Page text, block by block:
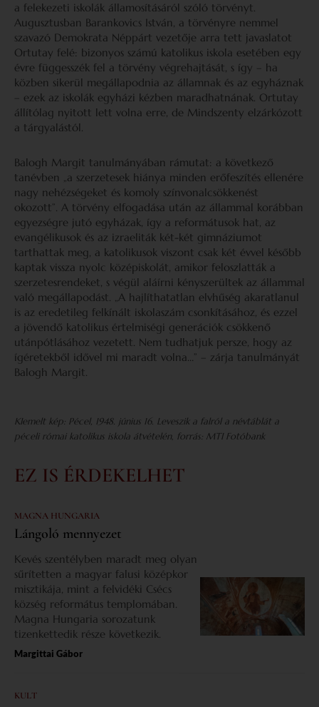
a felekezeti iskolák államosításáról szóló törvényt.
Augusztusban Barankovics István, a törvényre nemmel
szavazó Demokrata Néppárt vezetője arra tett javaslatot
Ortutay felé: bizonyos számú katolikus iskola esetében egy
évre függesszék fel a törvény végrehajtását, s így – ha
közben sikerül megállapodnia az államnak és az egyháznak
– ezek az iskolák egyházi kézben maradhatnának. Ortutay
állítólag nyitott lett volna erre, de Mindszenty elzárkózott
a tárgyalástól.
Balogh Margit tanulmányában rámutat: a következő
tanévben „a szerzetesek hiánya minden erőfeszítés ellenére
nagy nehézségeket és komoly színvonalcsökkenést
okozott”. A törvény elfogadása után az állammal korábban
egyezségre jutó egyházak, így a reformátusok hat, az
evangélikusok és az izraeliták két-két gimnáziumot
tarthattak meg, a katolikusok viszont csak két évvel később
kaptak vissza nyolc középiskolát, amikor feloszlatták a
szerzetesrendeket, s végül aláírni kényszerültek az állammal
való megállapodást. „A hajlíthatatlan elvhűség akaratlanul
is az eredetileg felkínált iskolaszám csonkításához, és ezzel
a jövendő katolikus értelmiségi generációk csökkenő
utánpótlásához vezetett. Nem tudhatjuk persze, hogy az
ígéretekből idővel mi maradt volna…” – zárja tanulmányát
Balogh Margit.
KIemelt kép: Pécel, 1948. június 16. Leveszik a falról a névtáblát a
péceli római katolikus iskola átvételén, forrás: MTI Fotóbank
EZ IS ÉRDEKELHET
MAGNA HUNGARIA
Lángoló mennyezet
Kevés szentélyben maradt meg olyan
sűrítetten a magyar falusi középkor
misztikája, mint a felvidéki Csécs
község református templomában.
Magna Hungaria sorozatunk
tizenkettedik része következik.
Margittai Gábor
KULT